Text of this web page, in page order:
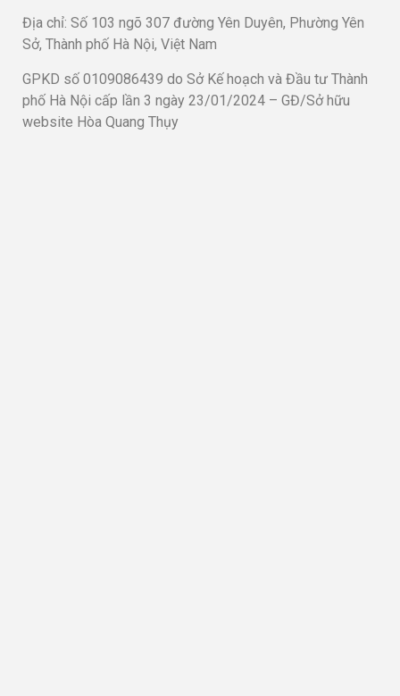
Địa chỉ: Số 103 ngõ 307 đường Yên Duyên, Phường Yên
Sở, Thành phố Hà Nội, Việt Nam
GPKD số 0109086439 do Sở Kế hoạch và Đầu tư Thành
phố Hà Nội cấp lần 3 ngày 23/01/2024 – GĐ/Sở hữu
website Hòa Quang Thụy